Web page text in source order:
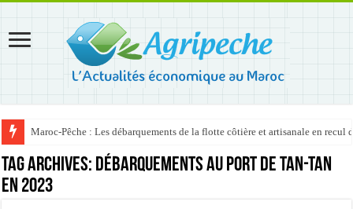
Maroc-Pêche : Les débarquements de la flotte côtière et artisanale en recul
Tag Archives: débarquements au port de Tan-Tan
en 2023